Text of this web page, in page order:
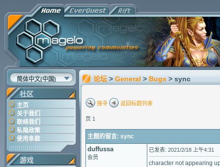
简体中文(中国)
社区
主页
关于我们
联络我们
私隐政策
使用条款
游戏
论坛 > General > Bugs > sync
搜寻 返回标题列表
页 1
主题的留言: sync
duffussa
会员
已发表: 2021/2/18 上午4:31
character not appearing